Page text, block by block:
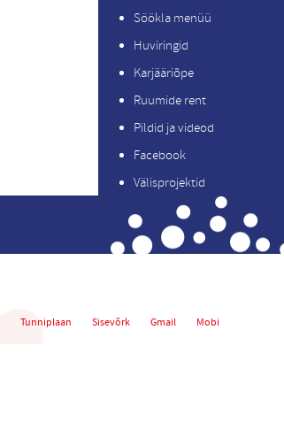
Söökla menüü
Huviringid
Karjääriõpe
Ruumide rent
Pildid ja videod
Facebook
Välisprojektid
Tunniplaan Sisevõrk Gmail Mobi